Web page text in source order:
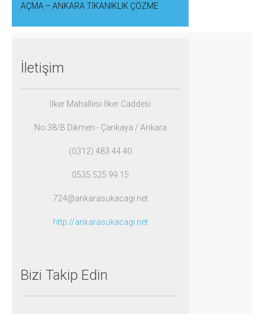
AÇMA – ANKARA TIKANIKLIK ÇÖZME
İletişim
İlker Mahallesi İlker Caddesi
No:38/B Dikmen - Çankaya / Ankara
(0312) 483 44 40
0535 525 99 15
724@ankarasukacagi.net
http://ankarasukacagi.net
Bizi Takip Edin